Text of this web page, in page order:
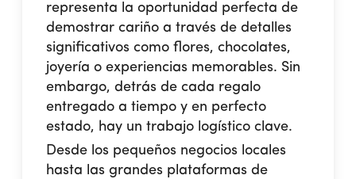
representa la oportunidad perfecta de
demostrar cariño a través de detalles
significativos como flores, chocolates,
joyería o experiencias memorables. Sin
embargo, detrás de cada regalo
entregado a tiempo y en perfecto
estado, hay un trabajo logístico clave.
Desde los pequeños negocios locales
hasta las grandes plataformas de